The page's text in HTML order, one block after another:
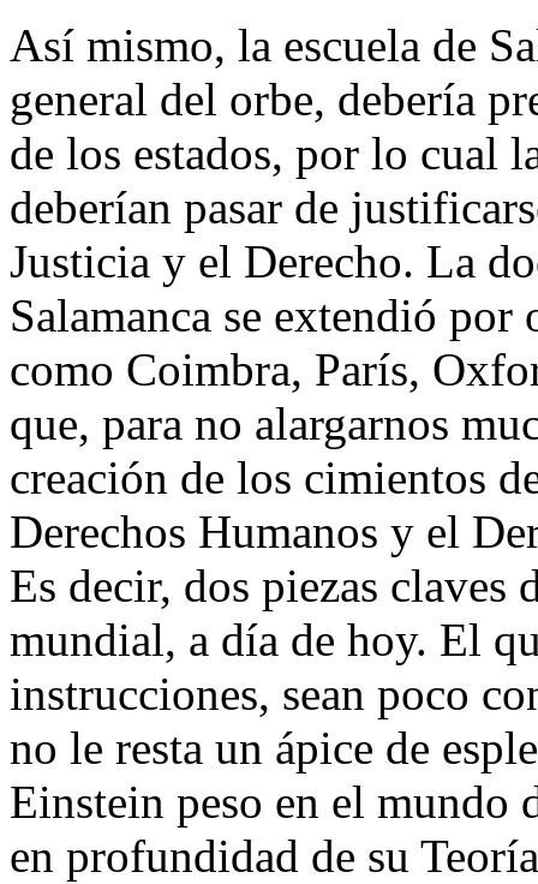
Así mismo, la escuela de
general del orbe, debería
de los estados, por lo cual
deberían pasar de
Justicia y el Derecho. La
Salamanca se extendió por
como Coimbra, París,
que, para no alargarnos
creación de los cimientos
Derechos Humanos y el
Es decir, dos piezas
mundial, a día de hoy. El
instrucciones, sean poco
no le resta un ápice de
Einstein peso en el mundo
en profundidad de su